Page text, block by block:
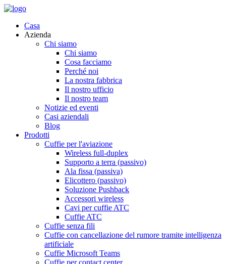
Casa
Azienda
Chi siamo
Chi siamo
Cosa facciamo
Perché noi
La nostra fabbrica
Il nostro ufficio
Il nostro team
Notizie ed eventi
Casi aziendali
Blog
Prodotti
Cuffie per l'aviazione
Wireless full-duplex
Supporto a terra (passivo)
Ala fissa (passiva)
Elicottero (passivo)
Soluzione Pushback
Accessori wireless
Cavi per cuffie ATC
Cuffie ATC
Cuffie senza fili
Cuffie con cancellazione del rumore tramite intelligenza
artificiale
Cuffie Microsoft Teams
Cuffie per contact center